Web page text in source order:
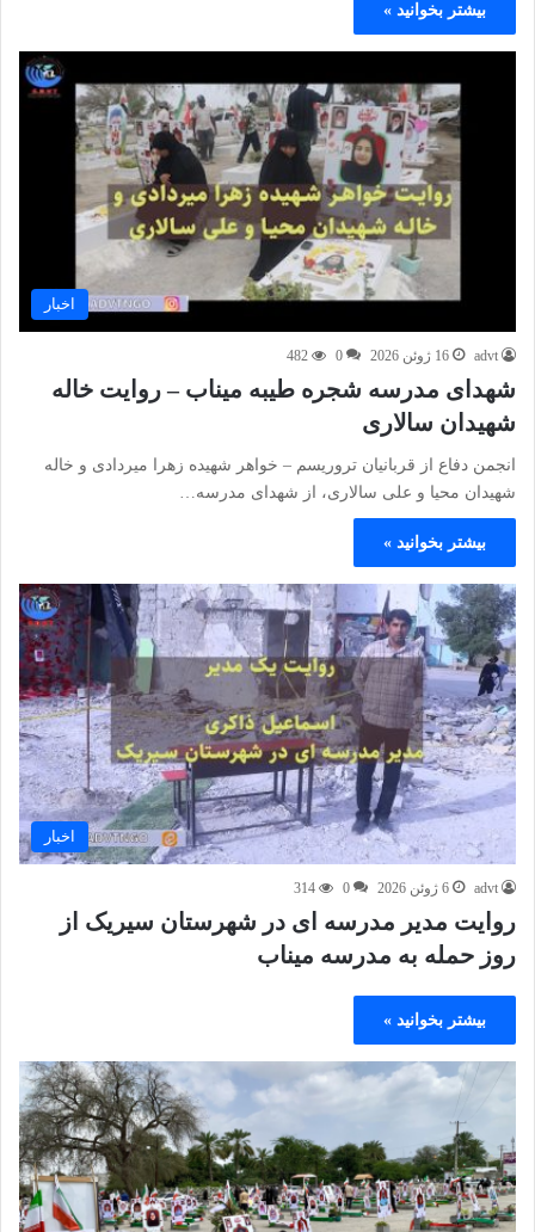
بیشتر بخوانید »
اخبار
advt 16 ژوئن 2026 0
482
شهدای مدرسه شجره طیبه میناب – روایت خاله
شهیدان سالاری
انجمن دفاع از قربانیان تروریسم – خواهر شهیده زهرا میردادی و خاله
شهیدان محیا و علی سالاری، از شهدای مدرسه…
بیشتر بخوانید »
اخبار
advt 6 ژوئن 2026 0
314
روایت مدیر مدرسه ای در شهرستان سیریک از
روز حمله به مدرسه میناب
بیشتر بخوانید »